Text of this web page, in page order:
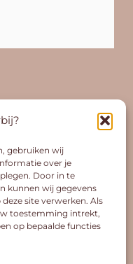
gebruiken wij
over je
Door in te
kunnen wij gegevens
site verwerken. Als
toestemming intrekt,
op bepaalde functies